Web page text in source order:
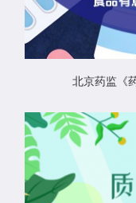
北京药监《